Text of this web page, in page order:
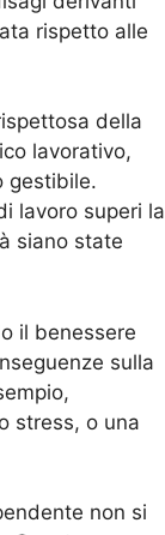
rispetto alle
della
lavorativo,
gestibile.
lavoro superi la
siano state
il benessere
sulla
stress, o una
non si